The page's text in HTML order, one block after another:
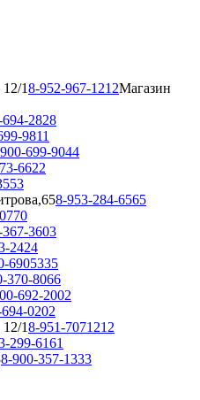
18-952-967-1212Магазин
2828
9811
699-9044
6622
8-953-284-6565
3603
2424
6905335
370-8066
692-2002
0202
18-951-7071212
299-6161
8-900-357-1333